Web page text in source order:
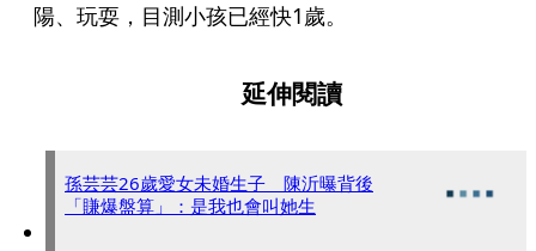
陽、玩耍，目測小孩已經快1歲。
延伸閱讀
孫芸芸26歲愛女未婚生子 陳沂曝背後
「賺爆盤算」：是我也會叫她生